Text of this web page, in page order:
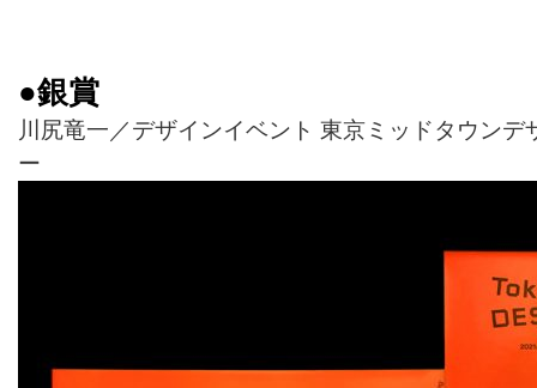
●銀賞
川尻竜一／デザインイベント 東京ミッドタウンデ
ー